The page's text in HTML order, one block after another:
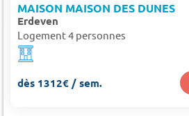
MAISON MAISON DES DUNES
Erdeven
Logement 4 personnes
dès 1312€ / sem.